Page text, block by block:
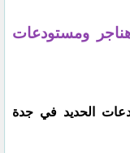
ومستودعات
الحديد في جدة